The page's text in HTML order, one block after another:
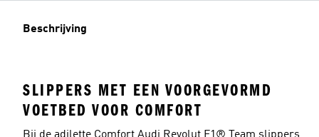
Beschrijving
SLIPPERS MET EEN VOORGEVORMD
VOETBED VOOR COMFORT